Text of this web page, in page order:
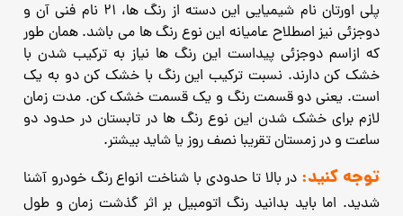
پلی اورتان نام شیمیایی این دسته از رنگ ها، ۲۱ نام فنی آن و
دوجزئی نیز اصطلاح عامیانه این نوع رنگ ها می باشد. همان طور
که ازاسم دوجزئی پیداست این رنگ ها نیاز به ترکیب شدن با
خشک کن دارند. نسبت ترکیب این رنگ با خشک کن دو به یک
است. یعنی دو قسمت رنگ و یک قسمت خشک کن. مدت زمان
لازم برای خشک شدن این نوع رنگ ها در تابستان در حدود دو
ساعت و در زمستان تقریبا نصف روز یا شاید بیشتر.
توجه کنید: در بالا تا حدودی با شناخت انواع رنگ خودرو آشنا
شدید. اما باید بدانید رنگ اتومبیل بر اثر گذشت زمان و طول